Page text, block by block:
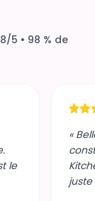
5 • 98 % de
le
«